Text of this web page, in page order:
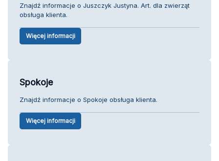
Znajdź informacje o Juszczyk Justyna. Art. dla zwierząt
obsługa klienta.
Więcej informacji
Spokoje
Znajdź informacje o Spokoje obsługa klienta.
Więcej informacji